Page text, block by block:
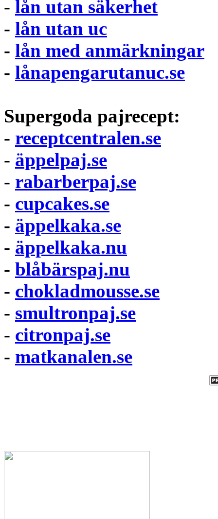
- lån utan säkerhet
- lån utan uc
- lån med anmärkningar
- lånapengarutanuc.se
Supergoda pajrecept:
- receptcentralen.se
- äppelpaj.se
- rabarberpaj.se
- cupcakes.se
- äppelkaka.se
- äppelkaka.nu
- blåbärspaj.nu
- chokladmousse.se
- smultronpaj.se
- citronpaj.se
- matkanalen.se